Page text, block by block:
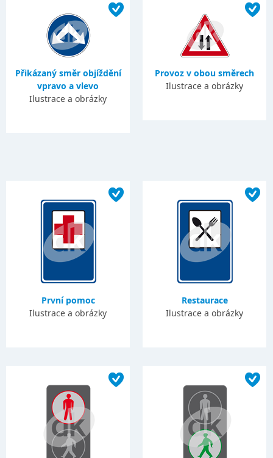
Přikázaný směr objíždění
vpravo a vlevo
Ilustrace a obrázky
Provoz v obou směrech
Ilustrace a obrázky
První pomoc
Ilustrace a obrázky
Restaurace
Ilustrace a obrázky